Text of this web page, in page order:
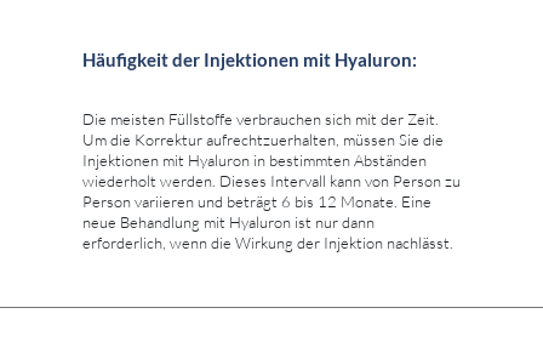
Häufigkeit der Injektionen mit Hyaluron:
Die meisten Füllstoffe verbrauchen sich mit der Zeit.
Um die Korrektur aufrechtzuerhalten, müssen Sie die
Injektionen mit Hyaluron in bestimmten Abständen
wiederholt werden. Dieses Intervall kann von Person zu
Person variieren und beträgt 6 bis 12 Monate. Eine
neue Behandlung mit Hyaluron ist nur dann
erforderlich, wenn die Wirkung der Injektion nachlässt.